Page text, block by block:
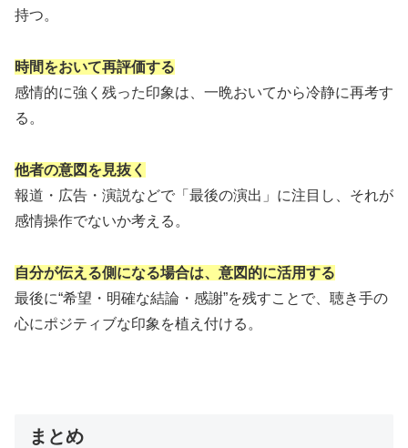
持つ。
時間をおいて再評価する
感情的に強く残った印象は、一晩おいてから冷静に再考す
る。
他者の意図を見抜く
報道・広告・演説などで「最後の演出」に注目し、それが
感情操作でないか考える。
自分が伝える側になる場合は、意図的に活用する
最後に“希望・明確な結論・感謝”を残すことで、聴き手の
心にポジティブな印象を植え付ける。
まとめ